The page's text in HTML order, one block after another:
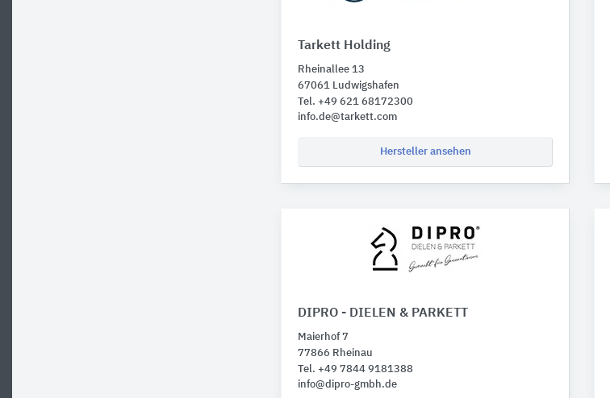
Tarkett Holding
Rheinallee 13
67061 Ludwigshafen
Tel. +49 621 68172300
info.de@tarkett.com
Hersteller ansehen
DIPRO - DIELEN & PARKETT
Maierhof 7
77866 Rheinau
Tel. +49 7844 9181388
info@dipro-gmbh.de